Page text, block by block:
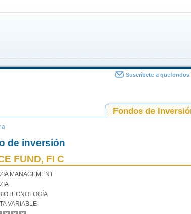
Suscríbete a quefondos
Fondos de
de inversión
FUND, FI C
MANAGEMENT
VARIABLE